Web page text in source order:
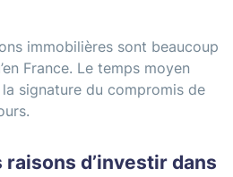
immobilières sont beaucoup
France. Le temps moyen
la signature du compromis de
d’investir dans